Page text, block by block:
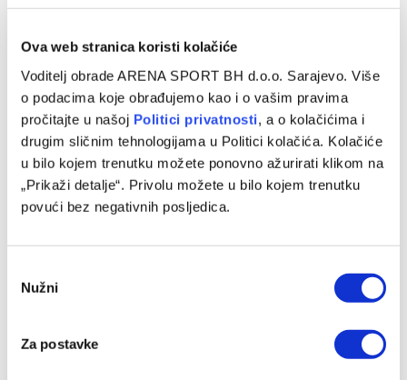
Ova web stranica koristi kolačiće
Voditelj obrade ARENA SPORT BH d.o.o. Sarajevo. Više
o podacima koje obrađujemo kao i o vašim pravima
pročitajte u našoj Politici privatnosti, a o kolačićima i
drugim sličnim tehnologijama u Politici kolačića. Kolačiće
u bilo kojem trenutku možete ponovno ažurirati klikom na
„Prikaži detalje“. Privolu možete u bilo kojem trenutku
povući bez negativnih posljedica.
Selection
Nužni
Za postavke
čudesne intervencije Banića